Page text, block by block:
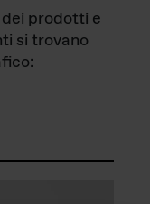
dei prodotti e
si trovano